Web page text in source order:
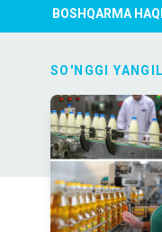
BOSHQARMA
SO'NGGI